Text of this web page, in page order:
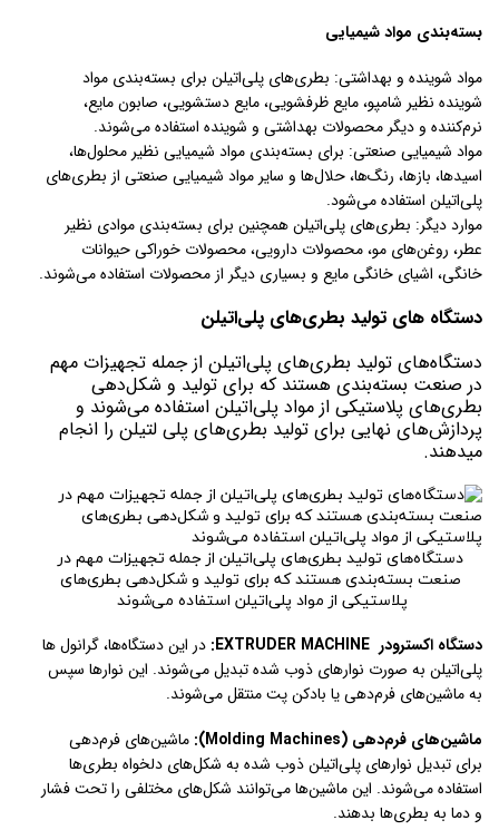
بسته‌بندی مواد شیمیایی
مواد شوینده و بهداشتی: بطری‌های پلی‌اتیلن برای بسته‌بندی مواد
شوینده نظیر شامپو، مایع ظرفشویی، مایع دستشویی، صابون مایع،
نرم‌کننده و دیگر محصولات بهداشتی و شوینده استفاده می‌شوند.
مواد شیمیایی صنعتی: برای بسته‌بندی مواد شیمیایی نظیر محلول‌ها،
اسیدها، بازها، رنگ‌ها، حلال‌ها و سایر مواد شیمیایی صنعتی از بطری‌های
پلی‌اتیلن استفاده می‌شود.
موارد دیگر: بطری‌های پلی‌اتیلن همچنین برای بسته‌بندی موادی نظیر
عطر، روغن‌های مو، محصولات دارویی، محصولات خوراکی حیوانات
خانگی، اشیای خانگی مایع و بسیاری دیگر از محصولات استفاده می‌شوند.
دستگاه های تولید بطری‌های پلی‌اتیلن
دستگاه‌های تولید بطری‌های پلی‌اتیلن از جمله تجهیزات مهم
در صنعت بسته‌بندی هستند که برای تولید و شکل‌دهی
بطری‌های پلاستیکی از مواد پلی‌اتیلن استفاده می‌شوند و
پردازش‌های نهایی برای تولید بطری‌های پلی لتیلن را انجام
میدهند.
دستگاه‌های تولید بطری‌های پلی‌اتیلن از جمله تجهیزات مهم در
صنعت بسته‌بندی هستند که برای تولید و شکل‌دهی بطری‌های
پلاستیکی از مواد پلی‌اتیلن استفاده می‌شوند
دستگاه اکسترودر EXTRUDER MACHINE:
در این دستگاه‌ها، گرانول ها
پلی‌اتیلن به صورت نوارهای ذوب شده تبدیل می‌شوند. این نوارها سپس
به ماشین‌های فرم‌دهی یا بادکن پت منتقل می‌شوند.
ماشین‌های فرم‌دهی (Molding Machines):
ماشین‌های فرم‌دهی
برای تبدیل نوارهای پلی‌اتیلن ذوب شده به شکل‌های دلخواه بطری‌ها
استفاده می‌شوند. این ماشین‌ها می‌توانند شکل‌های مختلفی را تحت فشار
و دما به بطری‌ها بدهند.